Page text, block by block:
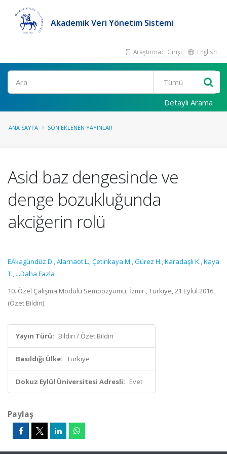
Akademik Veri Yönetim Sistemi
Araştırmacı Girişi English
Ara
Detaylı Arama
ANA SAYFA SON EKLENEN YAYINLAR
Asid baz dengesinde ve
denge bozukluğunda
akciğerin rolü
EAkagündüz D.,Alarnaot L.,Çetinkaya M.,Gürez H.,Karadaşlı K.,Kaya
T., ...Daha Fazla
10. Özel Çalışma Modülü Sempozyumu, İzmir., Türkiye, 21 Eylül 2016,
(Özet Bildiri)
Yayın Türü: Bildiri / Özet Bildiri
Basıldığı Ülke: Türkiye
Dokuz Eylül Üniversitesi Adresli: Evet
Paylaş